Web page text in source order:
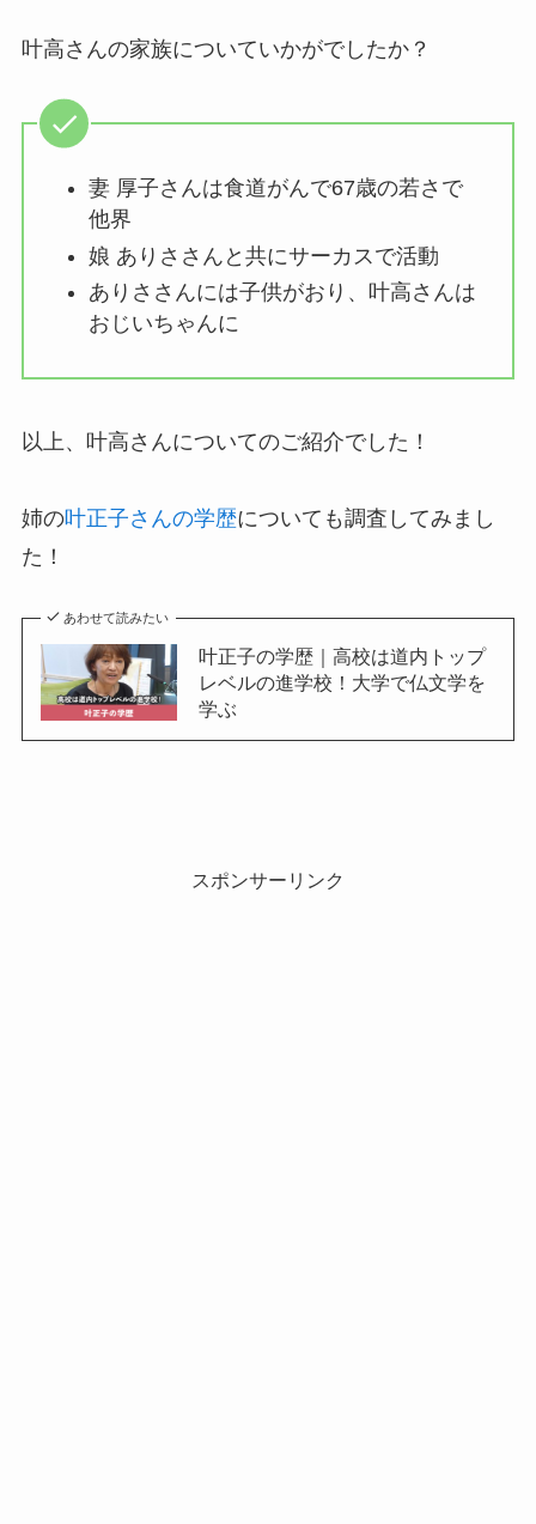
叶高さんの家族についていかがでしたか？
妻 厚子さんは食道がんで67歳の若さで
他界
娘 ありささんと共にサーカスで活動
ありささんには子供がおり、叶高さんは
おじいちゃんに
以上、叶高さんについてのご紹介でした！
姉の叶正子さんの学歴についても調査してみまし
た！
あわせて読みたい
叶正子の学歴｜高校は道内トップ
レベルの進学校！大学で仏文学を
学ぶ
スポンサーリンク